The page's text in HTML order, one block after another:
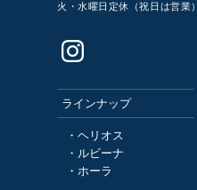
火・水曜日定休（祝日は営業）
ラインナップ
・ヘリオス
・ルビーナ
・ホーラ